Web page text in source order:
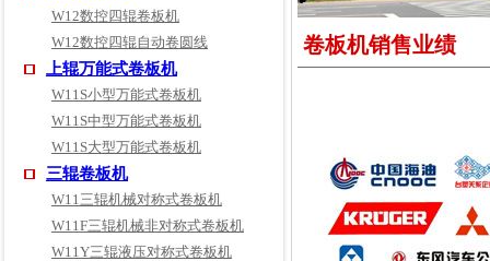
W12数控四辊卷板机
W12数控四辊自动卷圆线
上辊万能式卷板机
W11S小型万能式卷板机
W11S中型万能式卷板机
W11S大型万能式卷板机
三辊卷板机
W11三辊机械对称式卷板机
W11F三辊机械非对称式卷板机
W11Y三辊液压对称式卷板机
卷板机销售业绩